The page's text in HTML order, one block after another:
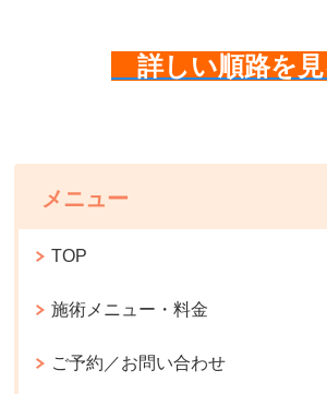
詳しい順路を
メニュー
TOP
施術メニュー・料金
ご予約／お問い合わせ